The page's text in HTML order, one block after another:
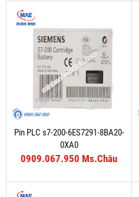
Pin PLC s7-200-6ES7291-8BA20-
0XA0
0909.067.950 Ms.Châu